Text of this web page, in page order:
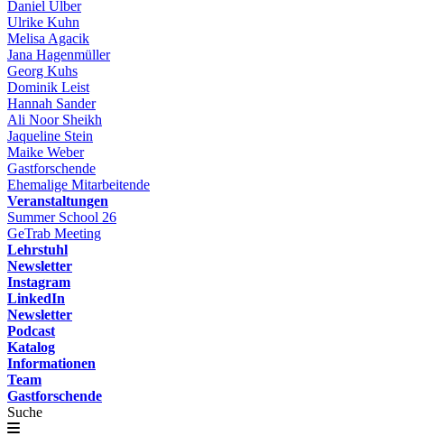
Daniel Ulber
Ulrike Kuhn
Melisa Agacik
Jana Hagenmüller
Georg Kuhs
Dominik Leist
Hannah Sander
Ali Noor Sheikh
Jaqueline Stein
Maike Weber
Gastforschende
Ehemalige Mitarbeitende
Veranstaltungen
Summer School 26
GeTrab Meeting
Lehrstuhl
Newsletter
Instagram
LinkedIn
Newsletter
Podcast
Katalog
Informationen
Team
Gastforschende
Suche